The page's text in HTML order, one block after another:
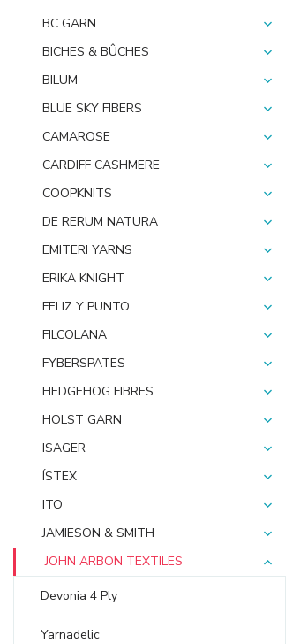
BC GARN
BICHES & BÛCHES
BILUM
BLUE SKY FIBERS
CAMAROSE
CARDIFF CASHMERE
COOPKNITS
DE RERUM NATURA
EMITERI YARNS
ERIKA KNIGHT
FELIZ Y PUNTO
FILCOLANA
FYBERSPATES
HEDGEHOG FIBRES
HOLST GARN
ISAGER
ÍSTEX
ITO
JAMIESON & SMITH
JOHN ARBON TEXTILES
Devonia 4 Ply
Yarnadelic